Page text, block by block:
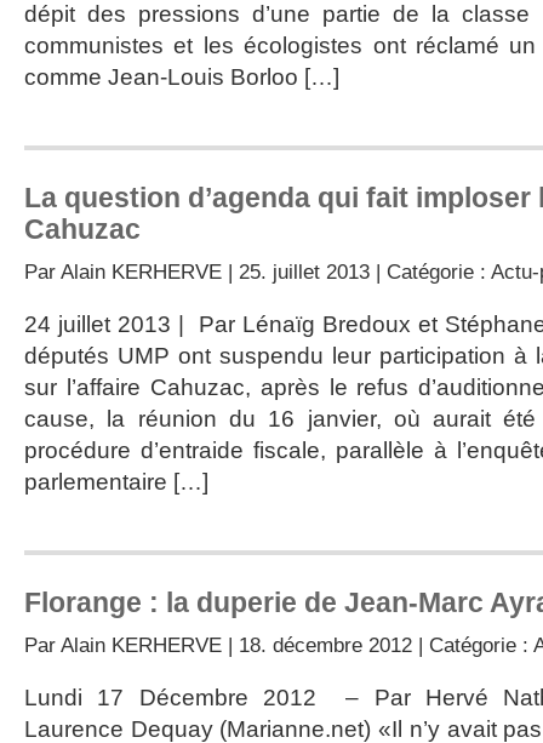
dépit des pressions d’une partie de la classe
communistes et les écologistes ont réclamé
comme Jean-Louis Borloo […]
La question d’agenda qui fait
Cahuzac
Par Alain KERHERVE | 25. juillet 2013 | Catégorie :
24 juillet 2013 | Par Lénaïg Bredoux et
députés UMP ont suspendu leur participation à
sur l’affaire Cahuzac, après le refus
cause, la réunion du 16 janvier, où aurait
procédure d’entraide fiscale, parallèle à
parlementaire […]
Florange : la duperie de Jean-Marc
Par Alain KERHERVE | 18. décembre 2012 | Catégorie :
Lundi 17 Décembre 2012 – Par Hervé
Laurence Dequay (Marianne.net) «Il n’y avait